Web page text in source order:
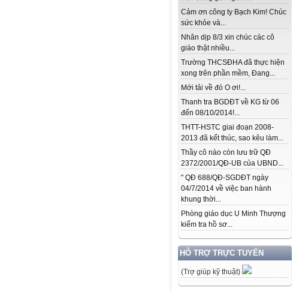
Cảm ơn công ty Bạch Kim! Chúc
sức khỏe và...
Nhân dịp 8/3 xin chúc các cô
giáo thật nhiều...
Trường THCSĐHA đã thực hiện
xong trên phần mềm, Đang...
Mới tải về đó O ơi!...
Thanh tra BGDĐT về KG từ 06
đến 08/10/2014!...
THTT-HSTC giai đoạn 2008-
2013 đã kết thúc, sao kêu làm...
Thầy cô nào còn lưu trữ QĐ
2372/2001/QĐ-UB của UBND...
" QĐ 688/QĐ-SGDĐT ngày
04/7/2014 về việc ban hành
khung thời...
Phòng giáo dục U Minh Thượng
kiểm tra hồ sơ...
HỖ TRỢ TRỰC TUYẾN
(Trợ giúp kỹ thuật)